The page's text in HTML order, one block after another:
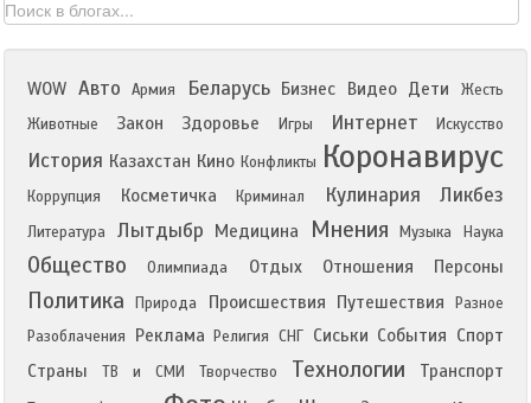
WOW Авто Армия Беларусь Бизнес Видео Дети
Жесть
Животные
Закон Здоровье Игры Интернет Искусство
История Казахстан Кино Конфликты Коронавирус
Коррупция Косметичка Криминал Кулинария Ликбез
Литература Лытдыбр Медицина Мнения Музыка Наука
Общество Олимпиада Отдых Отношения Персоны
Политика Природа Происшествия Путешествия
Разное
Разоблачения
Реклама Религия СНГ Сиськи События Спорт
Страны
ТВ и СМИ Творчество Технологии Транспорт